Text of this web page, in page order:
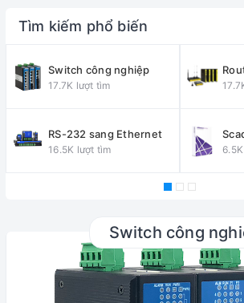
Tìm kiếm phổ biến
Switch công nghiệp
17.7K lượt tìm
RS-232 sang Ethernet
16.5K lượt tìm
Switch công